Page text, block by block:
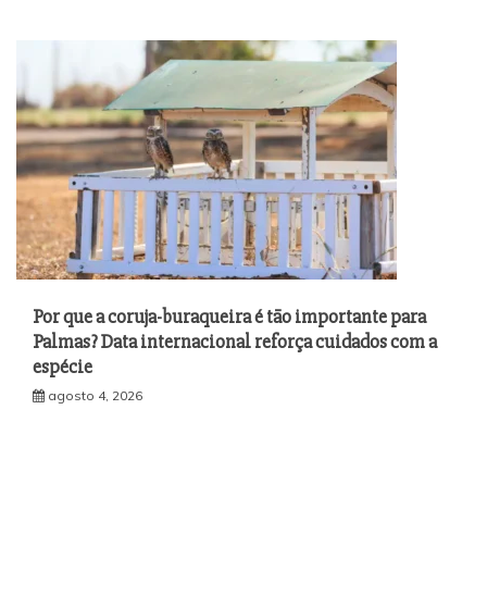
Por que a coruja-buraqueira é tão importante para
Palmas? Data internacional reforça cuidados com a
espécie
agosto 4, 2026